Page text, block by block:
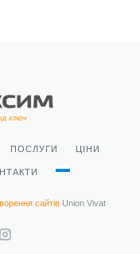
ПОСЛУГИ ЦІНИ
сайтівUnion Vivat